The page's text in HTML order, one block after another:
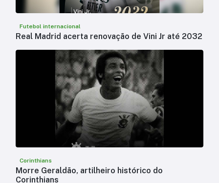
Futebol internacional
Real Madrid acerta renovação de Vini Jr até 2032
Corinthians
Morre Geraldão, artilheiro histórico do
Corinthians